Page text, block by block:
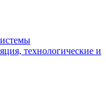
технологические и